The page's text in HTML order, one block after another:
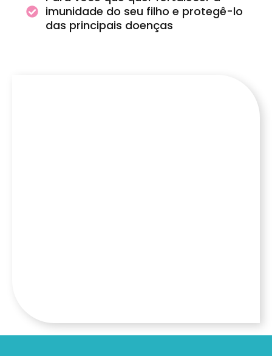
imunidade do seu filho e protegê-lo
das principais doenças